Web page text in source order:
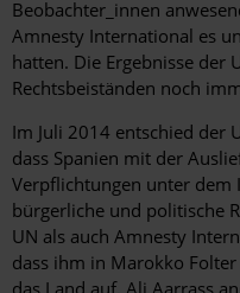
Beobachter_innen
Amnesty International es
hatten. Die Ergebnisse der
Rechtsbeiständen noch
Im Juli 2014 entschied der
dass Spanien mit der
Verpflichtungen unter dem
bürgerliche und politische
UN als auch Amnesty
dass ihm in Marokko